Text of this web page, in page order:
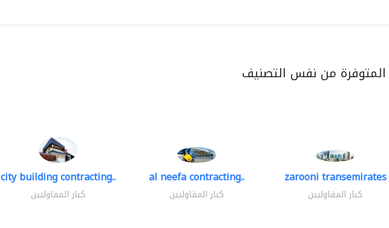
المتوفرة من نفس التصنيف
city building contracting..
كبار المقاوليين
al neefa contracting..
كبار المقاوليين
zarooni transemirates
كبار المقاوليين